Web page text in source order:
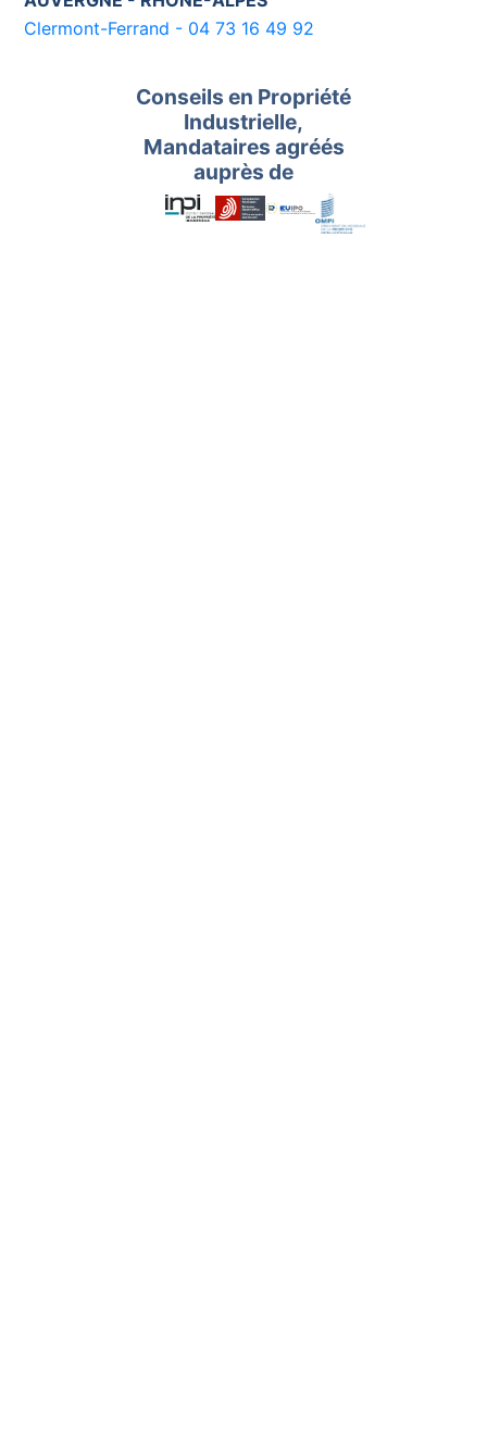
Clermont-Ferrand - 04 73 16 49 92
Conseils en Propriété
Industrielle,
Mandataires agréés
auprès de